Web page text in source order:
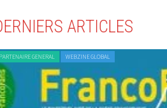
ARTICLES
GENERAL WEBZINE GLOBAL